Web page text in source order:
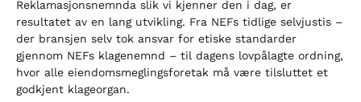
Reklamasjonsnemnda slik vi kjenner den i dag, er
resultatet av en lang utvikling. Fra NEFs tidlige selvjustis –
der bransjen selv tok ansvar for etiske standarder
gjennom NEFs klagenemnd – til dagens lovpålagte ordning,
hvor alle eiendomsmeglingsforetak må være tilsluttet et
godkjent klageorgan.